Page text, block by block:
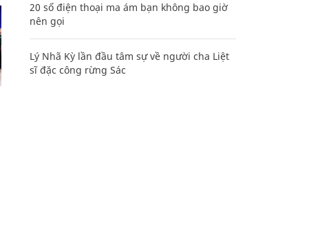
20 số điện thoại ma ám bạn không bao giờ
nên gọi
Lý Nhã Kỳ lần đầu tâm sự về người cha Liệt
sĩ đặc công rừng Sác